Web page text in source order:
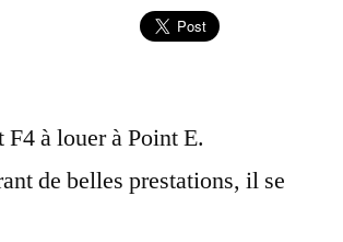
à louer à Point E.
de belles prestations, il se